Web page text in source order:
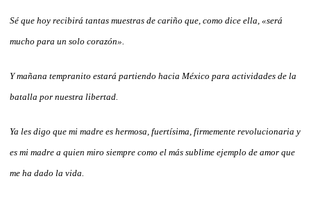
Sé que hoy recibirá tantas muestras de cariño que, como dice ella, «será
mucho para un solo corazón».
Y mañana tempranito estará partiendo hacia México para actividades de la
batalla por nuestra libertad.
Ya les digo que mi madre es hermosa, fuertísima, firmemente revolucionaria y
es mi madre a quien miro siempre como el más sublime ejemplo de amor que
me ha dado la vida.